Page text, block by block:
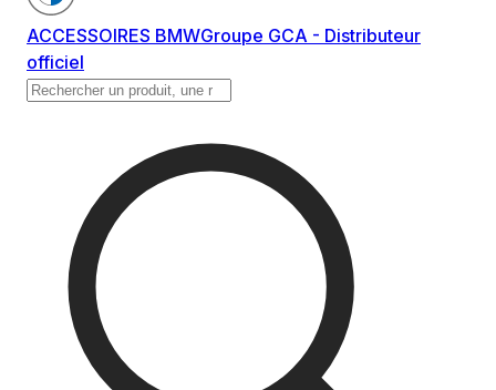
ACCESSOIRES BMWGroupe GCA - Distributeur
officiel